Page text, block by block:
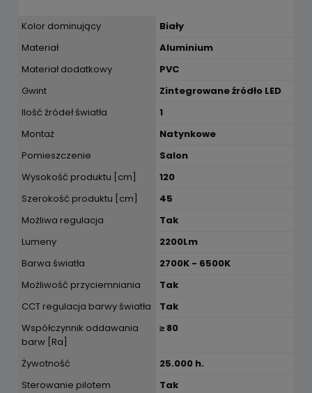
Kolor dominujący
Biały
Materiał
Aluminium
Materiał dodatkowy
PVC
Gwint
Zintegrowane źródło LED
Ilość źródeł światła
1
Montaż
Natynkowe
Pomieszczenie
Salon
Wysokość produktu [cm]
120
Szerokość produktu [cm]
45
Możliwa regulacja
Tak
Lumeny
2200Lm
Barwa światła
2700K - 6500K
Możliwość przyciemniania
Tak
CCT regulacja barwy światła
Tak
Współczynnik oddawania
barw [Ra]
≥ 80
Żywotność
25.000 h.
Sterowanie pilotem
Tak